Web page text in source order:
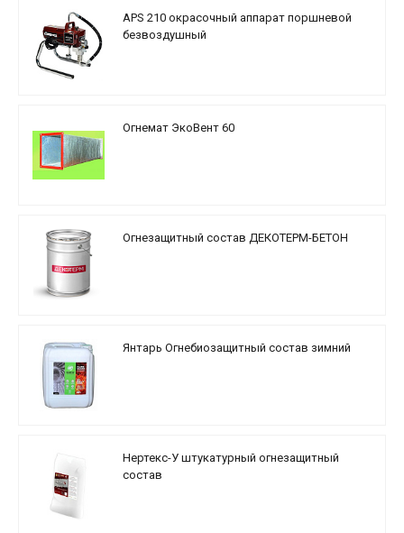
APS 210 окрасочный аппарат поршневой
безвоздушный
Огнемат ЭкоВент 60
Огнезащитный состав ДЕКОТЕРМ-БЕТОН
Янтарь Огнебиозащитный состав зимний
Нертекс-У штукатурный огнезащитный
состав